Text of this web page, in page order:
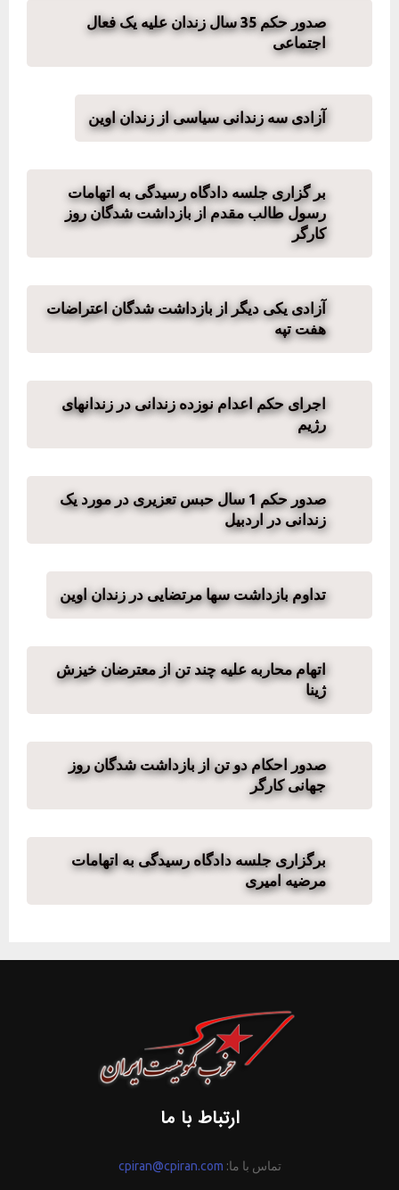
صدور حکم 35 سال زندان علیه یک فعال
اجتماعی
آزادی سه زندانی سیاسی از زندان اوین
بر گزاری جلسه دادگاه رسیدگی به اتهامات
رسول طالب مقدم از بازداشت شدگان روز
کارگر
آزادی یکی دیگر از بازداشت شدگان اعتراضات
هفت تپه
اجرای حکم اعدام نوزده زندانی در زندانهای
رژیم
صدور حکم 1 سال حبس تعزیری در مورد یک
زندانی در اردبیل
تداوم بازداشت سها مرتضایی در زندان اوین
اتهام محاربه علیه چند تن از معترضان خیزش
ژینا
صدور احکام دو تن از بازداشت شدگان روز
جهانی کارگر
برگزاری جلسه دادگاه رسیدگی به اتهامات
مرضیه امیری
ارتباط با ما
تماس با ما: cpiran@cpiran.com